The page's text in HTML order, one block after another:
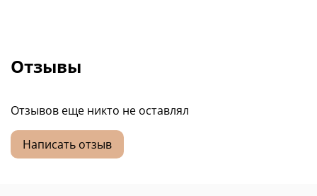
Отзывы
Отзывов еще никто не оставлял
Написать отзыв